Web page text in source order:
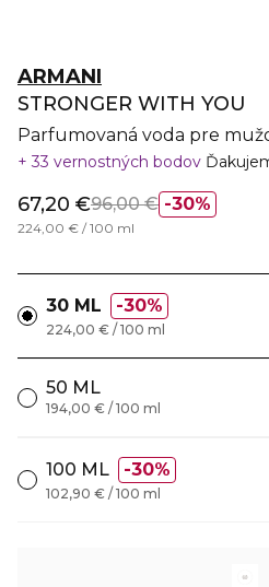
ARMANI
STRONGER WITH YOU
Parfumovaná voda pre
33 vernostných bodov
30%
67,20 €96,00 €
224,00 € / 100 ml
30 ML 30%
224,00 € / 100 ml
50 ML
194,00 € / 100 ml
100 ML 30%
102,90 € / 100 ml